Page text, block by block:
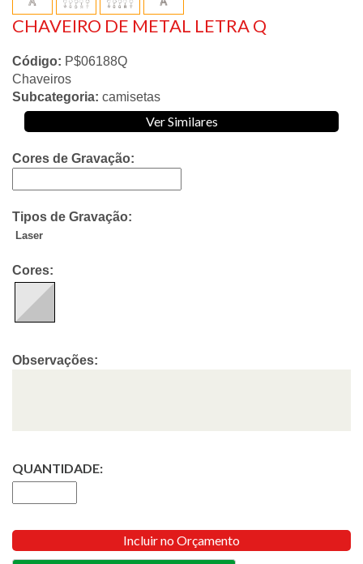
CHAVEIRO DE METAL LETRA Q
Código: P$06188Q
Chaveiros
Subcategoria: camisetas
Ver Similares
Cores de Gravação:
Tipos de Gravação:
Laser
Cores:
Observações:
QUANTIDADE:
Incluir no Orçamento